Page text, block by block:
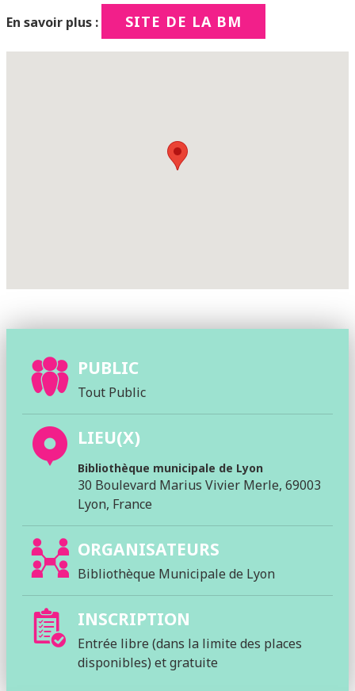
En savoir plus : SITE DE LA BM
PUBLIC
Tout Public
LIEU(X)
Bibliothèque municipale de Lyon
30 Boulevard Marius Vivier Merle, 69003
Lyon, France
ORGANISATEURS
Bibliothèque Municipale de Lyon
INSCRIPTION
Entrée libre (dans la limite des places
disponibles) et gratuite